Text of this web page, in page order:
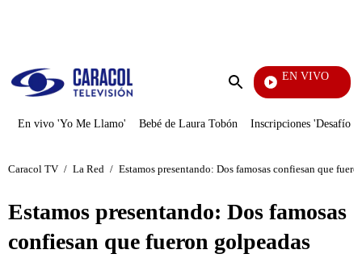
Enviar
EN VIVO
Entre
En vivo 'Yo Me Llamo' Bebé de Laura Tobón Inscripciones 'Desafío'
Caracol TV / La Red / Estamos presentando: Dos famosas confiesan que
Estamos presentando: Dos famosas
confiesan que fueron golpeadas